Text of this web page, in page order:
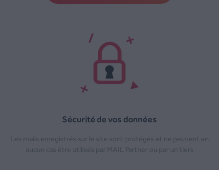
Sécurité de vos données
Les mails enregistrés sur le site sont protégés et ne peuvent en
aucun cas être utilisés par MAIL Partner ou par un tiers